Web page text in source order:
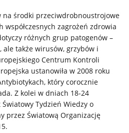
środki przeciwdrobnoustrojowe
współczesnych zagrożeń zdrowia
różnych grup patogenów –
także wirusów, grzybów i
Centrum Kontroli
ustanowiła w 2008 roku
który corocznie
Z kolei w dniach 18-24
Tydzień Wiedzy o
przez Światową Organizację